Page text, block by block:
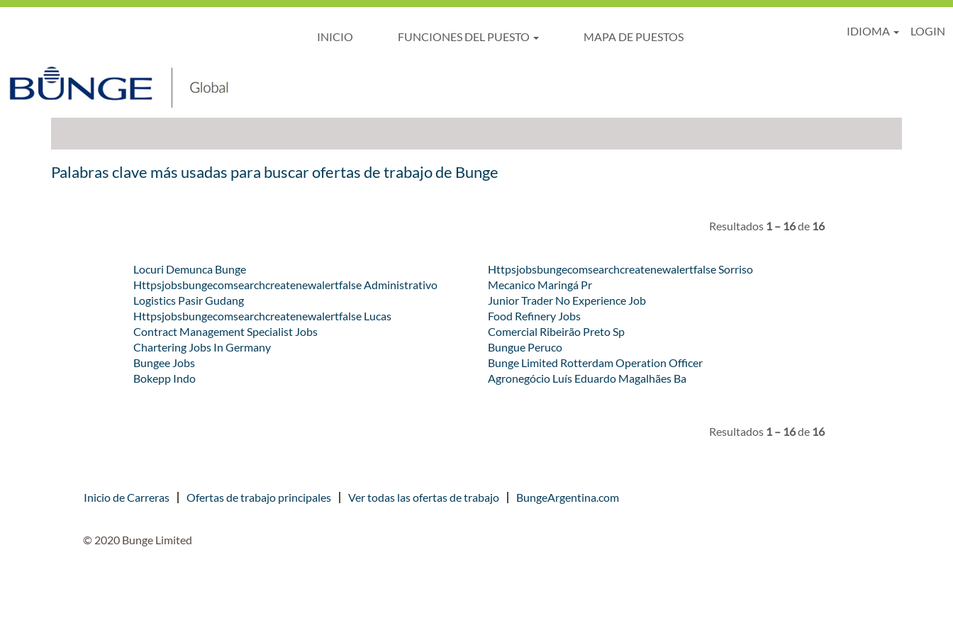
INICIO FUNCIONES DEL PUESTO MAPA DE PUESTOS IDIOMA LOGIN
actual)
Mostrar más opciones
Palabras clave más usadas para buscar ofertas de trabajo de Bunge
Resultados 1 – 16de 16
Locuri Demunca Bunge
Httpsjobsbungecomsearchcreatenewalertfalse Sorriso
Httpsjobsbungecomsearchcreatenewalertfalse Administrativo
Mecanico Maringá Pr
Logistics Pasir Gudang
Junior Trader No Experience Job
Httpsjobsbungecomsearchcreatenewalertfalse Lucas
Food Refinery Jobs
Contract Management Specialist Jobs
Comercial Ribeirão Preto Sp
Chartering Jobs In Germany
Bungue Peruco
Bungee Jobs
Bunge Limited Rotterdam Operation Officer
Bokepp Indo
Agronegócio Luís Eduardo Magalhães Ba
Resultados 1 – 16de 16
Inicio de Carreras Ofertas de trabajo principales Ver todas las ofertas de trabajo BungeArgentina.com
© 2020 Bunge Limited